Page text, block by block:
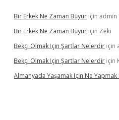
Bir Erkek Ne Zaman Büyür için admin
Bir Erkek Ne Zaman Büyür için Zeki
Bekçi Olmak Için Şartlar Nelerdir için
Bekçi Olmak Için Şartlar Nelerdir için
Almanyada Yaşamak Için Ne Yapmak